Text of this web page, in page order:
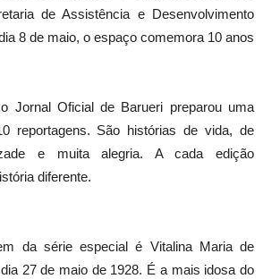
de Assistência e Desenvolvimento
8 de maio, o espaço comemora 10 anos
Jornal Oficial de Barueri preparou uma
reportagens. São histórias de vida, de
e muita alegria. A cada edição
diferente.
da série especial é Vitalina Maria de
27 de maio de 1928. É a mais idosa do